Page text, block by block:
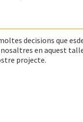
decisions que
en aquest
projecte.